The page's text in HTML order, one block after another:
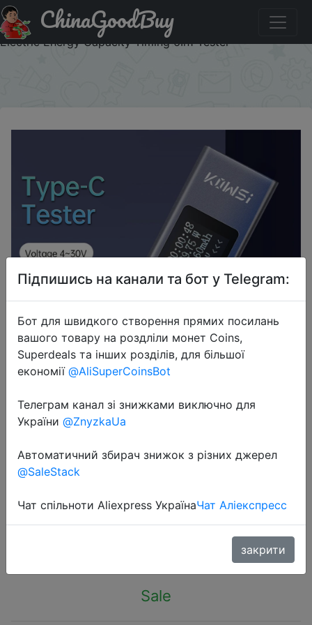
Придбати по знижці DC4-30V Voltmeter Ammeter Type-
C Tester Digital Display Current Voltage Tester Power
Electric Energy Capacity Timing 6In1 Tester
ChinaGoodBuy
2024-01-12
DC4-30V Voltmeter Ammeter Type-
C Tester Digital Display Current
Voltage Tester Power Electric
Sale
Підпишись на канали та бот у Telegram:
Бот для швидкого створення прямих посилань
вашого товару на роздліли монет Coins,
Superdeals та інших розділів, для більшої
економії @AliSuperCoinsBot
Телеграм канал зі знижками виключно для
України @ZnyzkaUa
Автоматичний збирач знижок з різних джерел
@SaleStack
Чат спільноти Aliexpress УкраїнаЧат Аліекспресс
закрити